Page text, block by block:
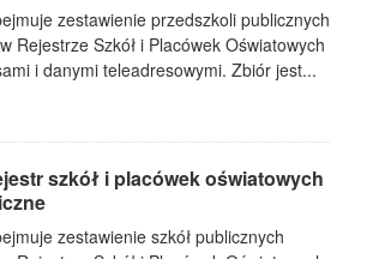
zestawienie przedszkoli publicznych
Rejestrze Szkół i Placówek Oświatowych
i danymi teleadresowymi. Zbiór jest...
szkół i placówek oświatowych
zestawienie szkół publicznych